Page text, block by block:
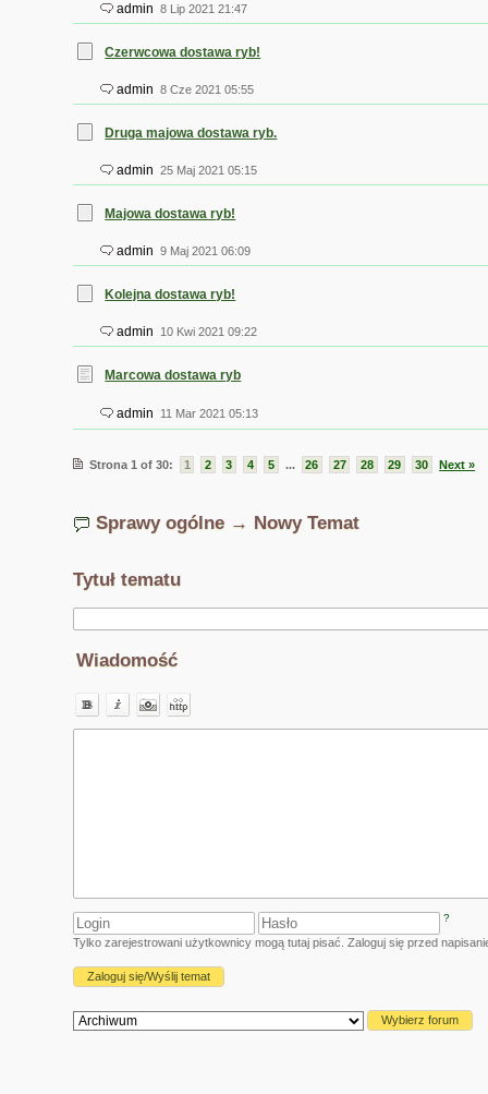
admin 8 Lip 2021 21:47
Czerwcowa dostawa ryb!
admin 8 Cze 2021 05:55
Druga majowa dostawa ryb.
admin 25 Maj 2021 05:15
Majowa dostawa ryb!
admin 9 Maj 2021 06:09
Kolejna dostawa ryb!
admin 10 Kwi 2021 09:22
Marcowa dostawa ryb
admin 11 Mar 2021 05:13
Strona 1 of 30: 1 2 3 4 5 ... 26 27 28 29 30 Next »
Sprawy ogólne → Nowy Temat
Tytuł tematu
Wiadomość
?
Tylko zarejestrowani użytkownicy mogą tutaj pisać. Zaloguj się przed